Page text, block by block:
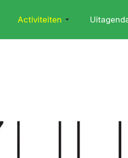
Activiteiten